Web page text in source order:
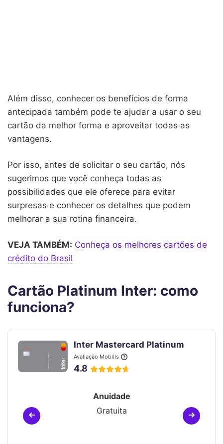
Além disso, conhecer os benefícios de forma
antecipada também pode te ajudar a usar o seu
cartão da melhor forma e aproveitar todas as
vantagens.
Por isso, antes de solicitar o seu cartão, nós
sugerimos que você conheça todas as
possibilidades que ele oferece para evitar
surpresas e conhecer os detalhes que podem
melhorar a sua rotina financeira.
VEJA TAMBÉM: Conheça os melhores cartões de
crédito do Brasil
Cartão Platinum Inter: como
funciona?
Inter Mastercard Platinum
Avaliação Mobills
4.8
Anuidade
Gratuita